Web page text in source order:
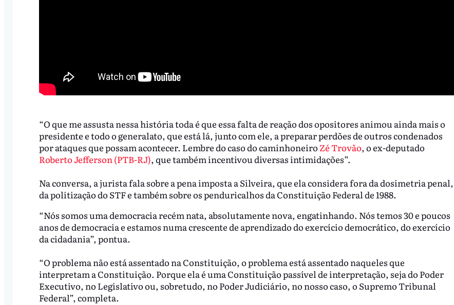
“O que me assusta nessa história toda é que essa falta de reação dos opositores animou ainda mais o
presidente e todo o generalato, que está lá, junto com ele, a preparar perdões de outros condenados
por ataques que possam acontecer. Lembre do caso do caminhoneiro Zé Trovão, o ex-deputado
Roberto Jefferson (PTB-RJ), que também incentivou diversas intimidações”.
Na conversa, a jurista fala sobre a pena imposta a Silveira, que ela considera fora da dosimetria penal,
da politização do STF e também sobre os penduricalhos da Constituição Federal de 1988.
“Nós somos uma democracia recém nata, absolutamente nova, engatinhando. Nós temos 30 e poucos
anos de democracia e estamos numa crescente de aprendizado do exercício democrático, do exercício
da cidadania”, pontua.
“O problema não está assentado na Constituição, o problema está assentado naqueles que
interpretam a Constituição. Porque ela é uma Constituição passível de interpretação, seja do Poder
Executivo, no Legislativo ou, sobretudo, no Poder Judiciário, no nosso caso, o Supremo Tribunal
Federal”, completa.